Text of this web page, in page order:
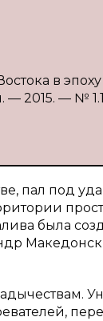
в
2015. — № 1.1
пал под
была